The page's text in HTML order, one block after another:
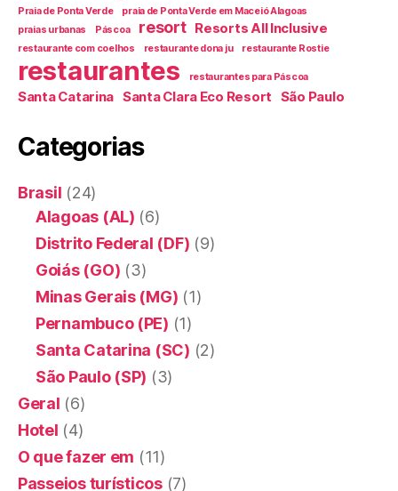
Praia de Ponta Verde
praia de Ponta Verde em Maceió Alagoas
praias urbanas
Páscoa resort Resorts All Inclusive
restaurante com coelhos restaurante dona ju restaurante Rostie
restaurantes restaurantes para Páscoa
Santa Catarina Santa Clara Eco Resort São Paulo
Categorias
Brasil (24)
Alagoas (AL) (6)
Distrito Federal (DF) (9)
Goiás (GO) (3)
Minas Gerais (MG) (1)
Pernambuco (PE) (1)
Santa Catarina (SC) (2)
São Paulo (SP) (3)
Geral (6)
Hotel (4)
O que fazer em (11)
Passeios turísticos(7)